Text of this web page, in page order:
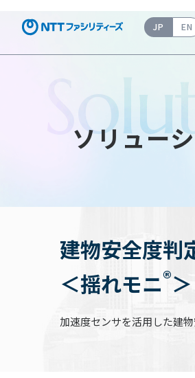
JP EN
ソリュー
建物安全度判
＜揺れモニ®＞
加速度センサを活用した建物